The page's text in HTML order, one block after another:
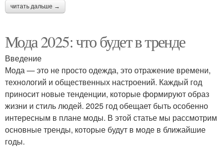
читать дальше →
Мода 2025: что будет в тренде
Введение
Мода — это не просто одежда, это отражение времени,
технологий и общественных настроений. Каждый год
приносит новые тенденции, которые формируют образ
жизни и стиль людей. 2025 год обещает быть особенно
интересным в плане моды. В этой статье мы рассмотрим
основные тренды, которые будут в моде в ближайшие
годы.